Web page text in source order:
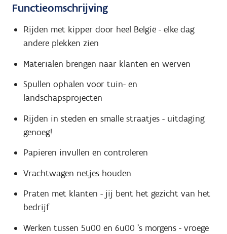
Functieomschrijving
Rijden met kipper door heel België - elke dag
andere plekken zien
Materialen brengen naar klanten en werven
Spullen ophalen voor tuin- en
landschapsprojecten
Rijden in steden en smalle straatjes - uitdaging
genoeg!
Papieren invullen en controleren
Vrachtwagen netjes houden
Praten met klanten - jij bent het gezicht van het
bedrijf
Werken tussen 5u00 en 6u00 's morgens - vroege